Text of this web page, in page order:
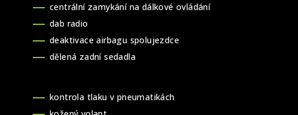
centrální zamykání na dálkové ovládání
dab radio
deaktivace airbagu spolujezdce
dělená zadní sedadla
kontrola tlaku v pneumatikách